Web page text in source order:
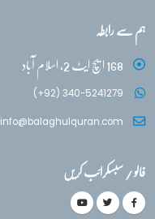
ہم سے رابطہ
168 ایچ ایٹ 2، اسلام آباد
(+92) 340-5241279
info@balaghulquran.com
فالو / سبسکرائب کریں